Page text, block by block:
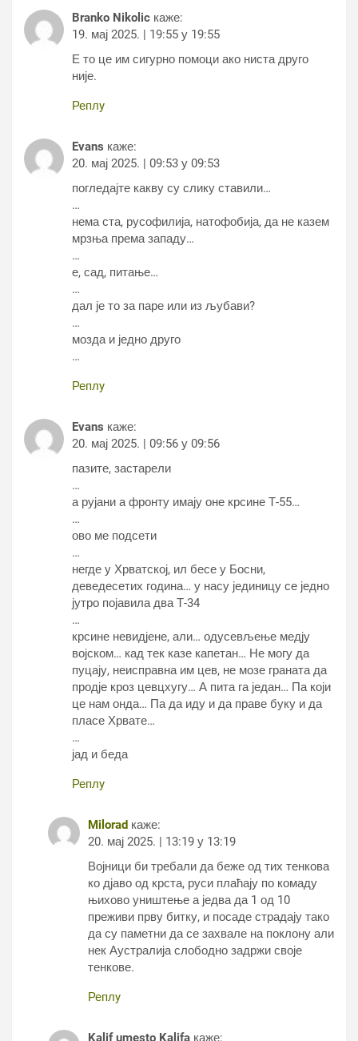
Branko Nikolic каже:
19. мај 2025. | 19:55 у 19:55
Е то це им сигурно помоци ако ниста друго
није.
Реплy
Evans каже:
20. мај 2025. | 09:53 у 09:53
погледајте какву су слику ставили…
…
нема ста, русофилија, натофобија, да не казем
мрзња према западу…
…
е, сад, питање…
…
дал је то за паре или из љубави?
…
мозда и једно друго
…
Реплy
Evans каже:
20. мај 2025. | 09:56 у 09:56
пазите, застарели
…
а рујани а фронту имају оне крсине Т-55…
…
ово ме подсети
…
негде у Хрватској, ил бесе у Босни,
деведесетих година… у насу јединицу се једно
јутро појавила два Т-34
…
крсине невидјене, али… одусевљење медју
војском… кад тек казе капетан… Не могу да
пуцају, неисправна им цев, не мозе граната да
продје кроз цевцхугу… А пита га један… Па који
це нам онда… Па да иду и да праве буку и да
пласе Хрвате…
…
јад и беда
Реплy
Milorad каже:
20. мај 2025. | 13:19 у 13:19
Војници би требали да беже од тих тенкова
ко дјаво од крста, руси плаћају по комаду
њихово уништење а једва да 1 од 10
преживи прву битку, и посаде страдају тако
да су паметни да се захвале на поклону али
нек Аустралија слободно задржи своје
тенкове.
Реплy
Kalif umesto Kalifa каже: